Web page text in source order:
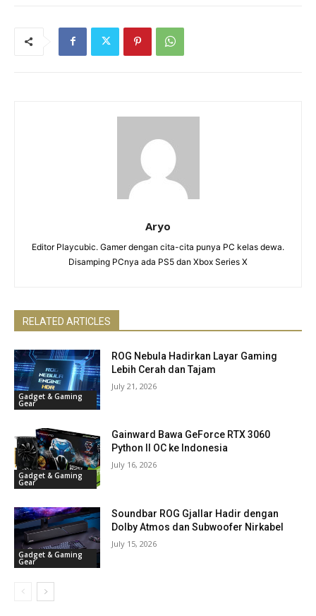
Aryo
Editor Playcubic. Gamer dengan cita-cita punya PC kelas dewa.
Disamping PCnya ada PS5 dan Xbox Series X
RELATED ARTICLES
Gadget & Gaming
Gear
ROG Nebula Hadirkan Layar Gaming
Lebih Cerah dan Tajam
July 21, 2026
Gadget & Gaming
Gear
Gainward Bawa GeForce RTX 3060
Python II OC ke Indonesia
July 16, 2026
Gadget & Gaming
Gear
Soundbar ROG Gjallar Hadir dengan
Dolby Atmos dan Subwoofer Nirkabel
July 15, 2026